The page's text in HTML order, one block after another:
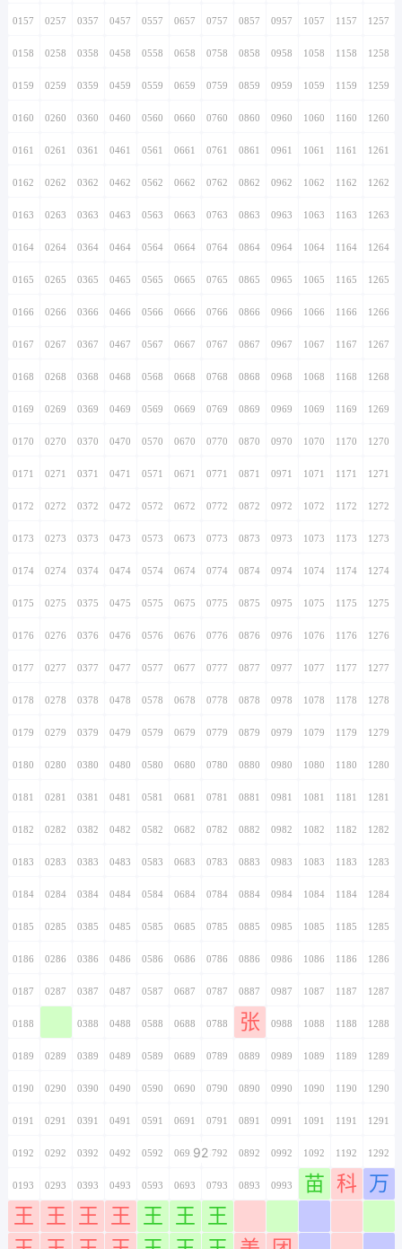
0157 0257 0357 0457 0557 0657 0757 0857 0957 1057 1157 1257
0158 0258 0358 0458 0558 0658 0758 0858 0958 1058 1158 1258
0159 0259 0359 0459 0559 0659 0759 0859 0959 1059 1159 1259
0160 0260 0360 0460 0560 0660 0760 0860 0960 1060 1160 1260
0161 0261 0361 0461 0561 0661 0761 0861 0961 1061 1161 1261
0162 0262 0362 0462 0562 0662 0762 0862 0962 1062 1162 1262
0163 0263 0363 0463 0563 0663 0763 0863 0963 1063 1163 1263
0164 0264 0364 0464 0564 0664 0764 0864 0964 1064 1164 1264
0165 0265 0365 0465 0565 0665 0765 0865 0965 1065 1165 1265
0166 0266 0366 0466 0566 0666 0766 0866 0966 1066 1166 1266
0167 0267 0367 0467 0567 0667 0767 0867 0967 1067 1167 1267
0168 0268 0368 0468 0568 0668 0768 0868 0968 1068 1168 1268
0169 0269 0369 0469 0569 0669 0769 0869 0969 1069 1169 1269
0170 0270 0370 0470 0570 0670 0770 0870 0970 1070 1170 1270
0171 0271 0371 0471 0571 0671 0771 0871 0971 1071 1171 1271
0172 0272 0372 0472 0572 0672 0772 0872 0972 1072 1172 1272
0173 0273 0373 0473 0573 0673 0773 0873 0973 1073 1173 1273
0174 0274 0374 0474 0574 0674 0774 0874 0974 1074 1174 1274
0175 0275 0375 0475 0575 0675 0775 0875 0975 1075 1175 1275
0176 0276 0376 0476 0576 0676 0776 0876 0976 1076 1176 1276
0177 0277 0377 0477 0577 0677 0777 0877 0977 1077 1177 1277
0178 0278 0378 0478 0578 0678 0778 0878 0978 1078 1178 1278
0179 0279 0379 0479 0579 0679 0779 0879 0979 1079 1179 1279
0180 0280 0380 0480 0580 0680 0780 0880 0980 1080 1180 1280
0181 0281 0381 0481 0581 0681 0781 0881 0981 1081 1181 1281
0182 0282 0382 0482 0582 0682 0782 0882 0982 1082 1182 1282
0183 0283 0383 0483 0583 0683 0783 0883 0983 1083 1183 1283
0184 0284 0384 0484 0584 0684 0784 0884 0984 1084 1184 1284
0185 0285 0385 0485 0585 0685 0785 0885 0985 1085 1185 1285
0186 0286 0386 0486 0586 0686 0786 0886 0986 1086 1186 1286
0187 0287 0387 0487 0587 0687 0787 0887 0987 1087 1187 1287
0188 0388 0488 0588 0688 0788 0888
张 0988 1088 1188 1288
0189 0289 0389 0489 0589 0689 0789 0889 0989 1089 1189 1289
0190 0290 0390 0490 0590 0690 0790 0890 0990 1090 1190 1290
0191 0291 0391 0491 0591 0691 0791 0891 0991 1091 1191 1291
0192 0292 0392 0492 0592 0692920792 0892 0992 1092 1192 1292
0193 0293 0393 0493 0593 0693 0793 0893 0993 1093
苗 1193
科 1293
万
0194
王 0294
王 0394
王 0494
王 0594
王 0694
王 0794
王